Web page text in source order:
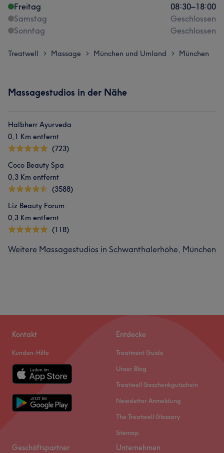
Freitag
08:30–18:00
Samstag
Geschlossen
Sonntag
Geschlossen
Treatwell > Massage > München und Umland > München
Massagestudios in der Nähe
Halbherr Ayurveda
0,1 Km entfernt
(723)
Coco Beauty Spa
0,3 Km entfernt
(3588)
Liz Beauty Forum
0,3 Km entfernt
(118)
Weitere Massagestudios in Schwanthalerhöhe, München
Kontakt
Kunden-Hilfe
Entdecke
Treatment Guide
Unser Blog
Treatwell Geschenkgutschein
Newsletter Anmeldung
The Treatwell Glossary
Sitemap
Geschäftspartner Unternehmen